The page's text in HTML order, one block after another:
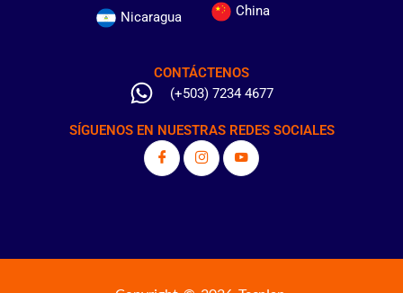
Nicaragua China
CONTÁCTENOS
(+503) 7234 4677
SÍGUENOS EN NUESTRAS REDES SOCIALES